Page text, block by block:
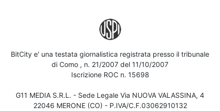
BitCity e' una testata giornalistica registrata presso il tribunale
di Como , n. 21/2007 del 11/10/2007
Iscrizione ROC n. 15698
G11 MEDIA S.R.L. - Sede Legale Via NUOVA VALASSINA, 4
22046 MERONE (CO) - P.IVA/C.F.03062910132